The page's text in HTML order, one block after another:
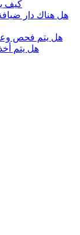
كيف
هل هناك دار
هل يتم فحص
هل يتم